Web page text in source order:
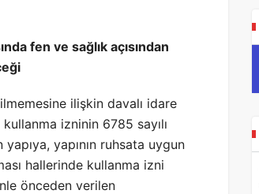
fen ve sağlık açısından
ilişkin davalı idare
izninin 6785 sayılı
yapının ruhsata uygun
hallerinde kullanma izni
önceden verilen